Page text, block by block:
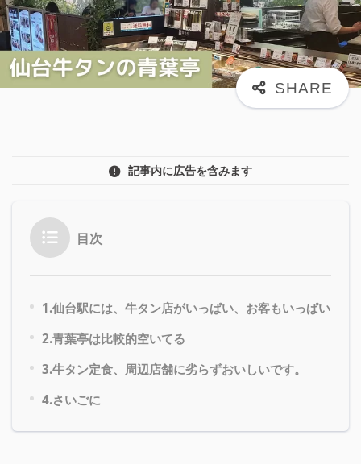
記事内に広告を含みます
目次
1.仙台駅には、牛タン店がいっぱい、お客もいっぱい
2.青葉亭は比較的空いてる
3.牛タン定食、周辺店舗に劣らずおいしいです。
4.さいごに